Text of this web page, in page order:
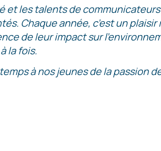
et les talents de
Chaque année, c’est un
de leur impact sur
la fois.
à nos jeunes de la passion de